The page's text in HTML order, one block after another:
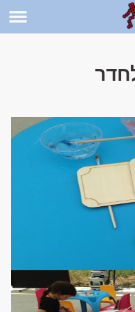
A PHP Error Was
Filename: controllers/
Line Number: 212